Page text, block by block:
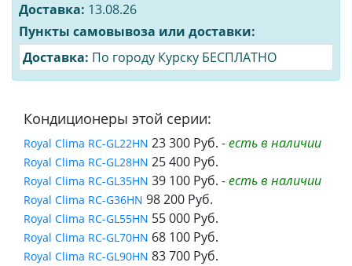
Доставка: 13.08.26
Пункты самовывоза или доставки:
Доставка: По городу Курску БЕСПЛАТНО
Кондиционеры этой серии:
Royal Clima RC-GL22HN 23 300 Руб. - есть в наличии
Royal Clima RC-GL28HN 25 400 Руб.
Royal Clima RC-GL35HN 39 100 Руб. - есть в наличии
Royal Clima RC-G36HN 98 200 Руб.
Royal Clima RC-GL55HN 55 000 Руб.
Royal Clima RC-GL70HN 68 100 Руб.
Royal Clima RC-GL90HN 83 700 Руб.